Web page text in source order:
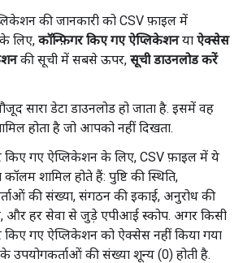
की जानकारी को CSV फ़ाइल में
लिए, कॉन्फ़िगर किए गए ऐप्लिकेशनया ऐक्सेस
की सूची में सबसे ऊपर, सूची डाउनलोड करें
सारा डेटा डाउनलोड हो जाता है. इसमें वह
होता है जो आपको नहीं दिखता.
किए गए ऐप्लिकेशन के लिए, CSV फ़ाइल में ये
कॉलम शामिल होते हैं: पुष्टि की स्थिति,
की संख्या, संगठन की इकाई, अनुरोध की
और हर सेवा से जुड़े एपीआई स्कोप. अगर किसी
किए गए ऐप्लिकेशन को ऐक्सेस नहीं किया गया
उपयोगकर्ताओं की संख्या शून्य (0) होती है.